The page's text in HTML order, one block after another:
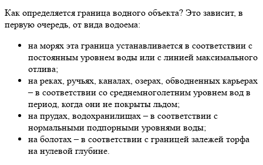
Как определяется граница водного объекта? Это зависит, в
первую очередь, от вида водоема:
на морях эта граница устанавливается в соответствии с
постоянным уровнем воды или с линией максимального
отлива;
на реках, ручьях, каналах, озерах, обводненных карьерах
– в соответствии со среднемноголетним уровнем вод в
период, когда они не покрыты льдом;
на прудах, водохранилищах – в соответствии с
нормальными подпорными уровнями воды;
на болотах – в соответствии с границей залежей торфа
на нулевой глубине.